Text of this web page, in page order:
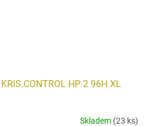
HP 2 96H XL
Skladem (23 ks)